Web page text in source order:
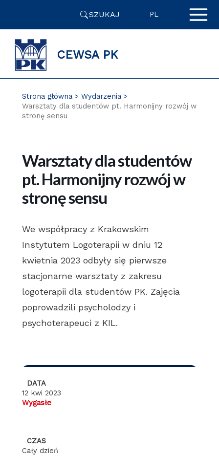
SZUKAJ PL
CEWSA PK
Strona główna
Wydarzenia
Warsztaty dla studentów pt. Harmonijny rozwój w
stronę sensu
Warsztaty dla studentów
pt. Harmonijny rozwój w
stronę sensu
We współpracy z Krakowskim
Instytutem Logoterapii w dniu 12
kwietnia 2023 odbyły się pierwsze
stacjonarne warsztaty z zakresu
logoterapii dla studentów PK. Zajęcia
poprowadzili psycholodzy i
psychoterapeuci z KIL.
DATA
12 kwi 2023
Wygasłe
CZAS
Cały dzień